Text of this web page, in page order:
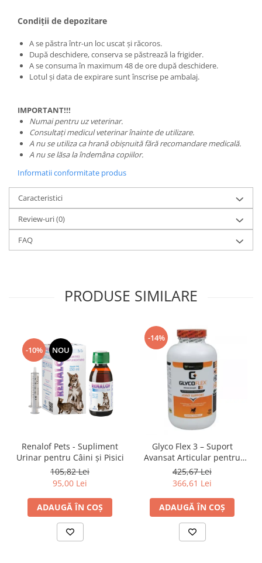
Condiții de depozitare
A se păstra într-un loc uscat și răcoros.
După deschidere, conserva se păstrează la frigider.
A se consuma în maximum 48 de ore după deschidere.
Lotul și data de expirare sunt înscrise pe ambalaj.
IMPORTANT!!!
Numai pentru uz veterinar.
Consultați medicul veterinar înainte de utilizare.
A nu se utiliza ca hrană obișnuită fără recomandare medicală.
A nu se lăsa la îndemâna copiilor.
Informatii conformitate produs
Caracteristici
Review-uri(0)
FAQ
PRODUSE SIMILARE
-10% NOU
Renalof Pets - Supliment
Urinar pentru Câini și Pisici
105,82 Lei
95,00 Lei
ADAUGĂ ÎN COȘ
-14%
Glyco Flex 3 – Suport
Avansat Articular pentru
Câini
425,67 Lei
366,61 Lei
ADAUGĂ ÎN COȘ